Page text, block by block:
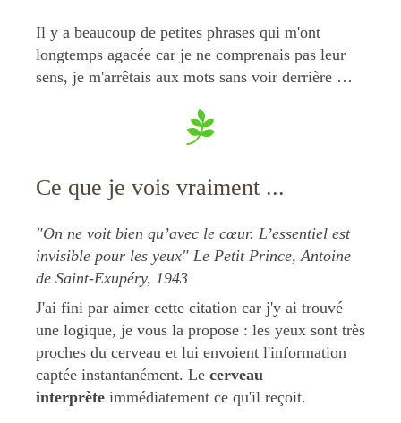
Il y a beaucoup de petites phrases qui m'ont
longtemps agacée car je ne comprenais pas leur
sens, je m'arrêtais aux mots sans voir derrière …
Ce que je vois vraiment ...
"On ne voit bien qu’avec le cœur. L’essentiel est
invisible pour les yeux" Le Petit Prince, Antoine
de Saint-Exupéry, 1943
J'ai fini par aimer cette citation car j'y ai trouvé
une logique, je vous la propose : les yeux sont très
proches du cerveau et lui envoient l'information
captée instantanément. Le cerveau
interprète immédiatement ce qu'il reçoit.